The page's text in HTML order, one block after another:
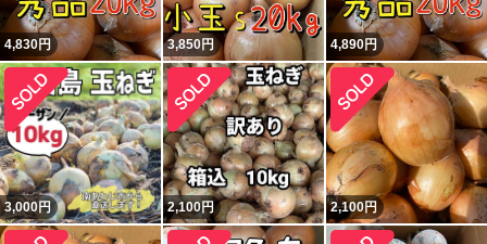
4,830円 3,850円 4,890円
3,000円 2,100円 2,100円